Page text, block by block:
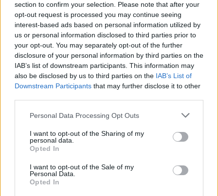
section to confirm your selection. Please note that after your
opt-out request is processed you may continue seeing
interest-based ads based on personal information utilized by
us or personal information disclosed to third parties prior to
your opt-out. You may separately opt-out of the further
disclosure of your personal information by third parties on the
IAB’s list of downstream participants. This information may
also be disclosed by us to third parties on the IAB’s List of
Downstream Participants that may further disclose it to other
Personal Data Processing Opt Outs
I want to opt-out of the Sharing of my
personal data.
Opted In
I want to opt-out of the Sale of my
Personal Data.
Opted In
Εγγραφή στο newsletter
Αποδέχομαι τους
και την πολιτική απορρήτου